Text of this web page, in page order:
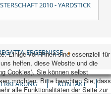
2010 - YARDSTICK
ERGEBNISSE
KONTAKT
Einige von ihnen sind essenziell für
helfen, diese Website und die
Cookies). Sie können selbst
möchten. Bitte beachten Sie, dass
alle Funktionalitäten der Seite zur